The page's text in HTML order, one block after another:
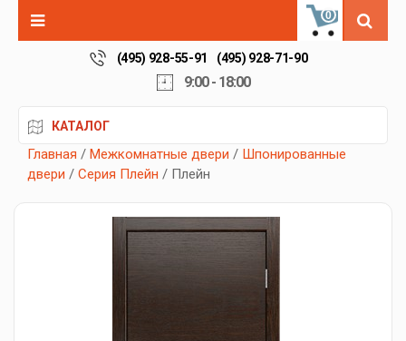
0
(495) 928-55-91 (495) 928-71-90
9:00 - 18:00
КАТАЛОГ
Главная / Межкомнатные двери / Шпонированные
двери / Серия Плейн / Плейн